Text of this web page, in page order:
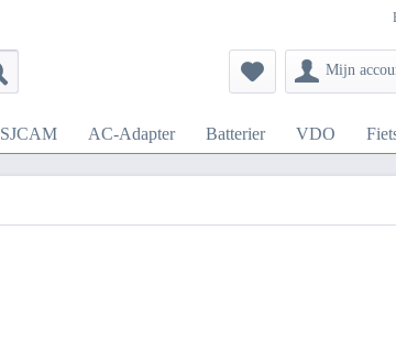
Mijn
SJCAM AC-Adapter Batterier VDO